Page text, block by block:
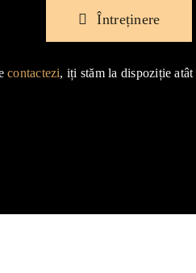
Întreținere
contactezi, iți stăm la dispoziție atât